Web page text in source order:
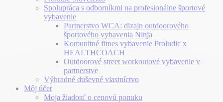
Spolupráca s odborníkmi na profesionálne športové
vybavenie
Partnerstvo WCA: dizajn outdoorového
športového vybavenia Ninja
Komunitné fitnes vybavenie Proludic x
HEALTHCOACH
Outdoorové street workoutové vybavenie v
partnerstve
Výhradné duševné vlastníctvo
Môj účet
Moja žiadosť o cenovú ponuku